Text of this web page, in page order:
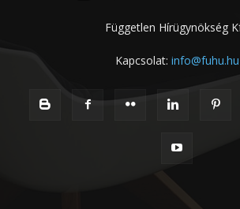
Független Hírügynökség
Kapcsolat: info@fuhu.hu